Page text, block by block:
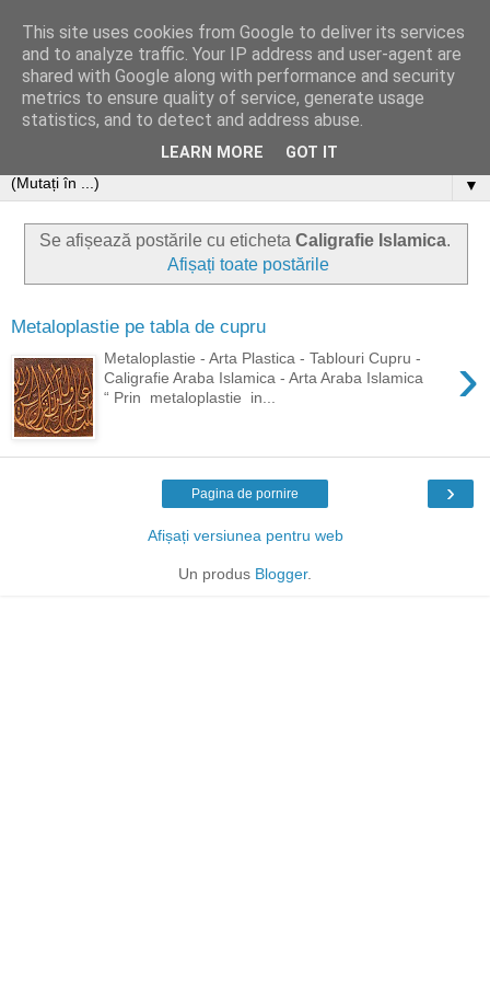
▼
Se afișează postările cu eticheta Caligrafie Islamica.
Afișați toate postările
Metaloplastie pe tabla de cupru
›
Metaloplastie - Arta Plastica - Tablouri Cupru -
Caligrafie Araba Islamica - Arta Araba Islamica
“ Prin metaloplastie in...
›
Pagina de pornire
Afișați versiunea pentru web
Un produs Blogger.
This site uses cookies from Google to deliver its services
and to analyze traffic. Your IP address and user-agent are
shared with Google along with performance and security
metrics to ensure quality of service, generate usage
statistics, and to detect and address abuse.
LEARN MORE GOT IT